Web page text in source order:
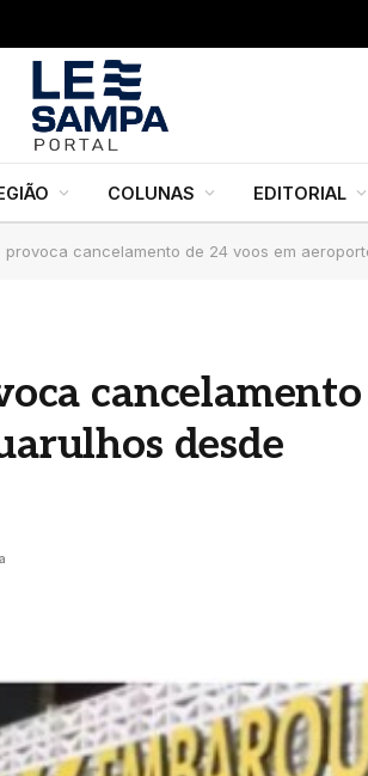
COLUNAS EDITORIAL
provoca cancelamento de 24 voos em
cancelamento
desde